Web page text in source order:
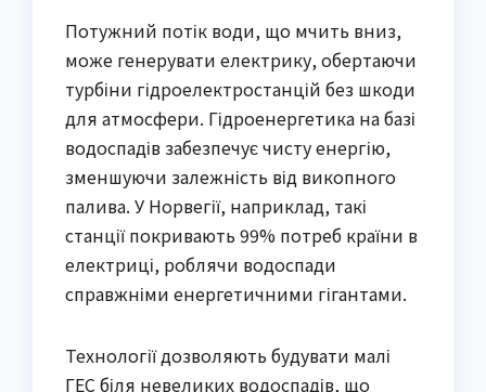
Потужний потік води, що мчить вниз,
може генерувати електрику, обертаючи
турбіни гідроелектростанцій без шкоди
для атмосфери. Гідроенергетика на базі
водоспадів забезпечує чисту енергію,
зменшуючи залежність від викопного
палива. У Норвегії, наприклад, такі
станції покривають 99% потреб країни в
електриці, роблячи водоспади
справжніми енергетичними гігантами.
Технології дозволяють будувати малі
ГЕС біля невеликих водоспадів, що